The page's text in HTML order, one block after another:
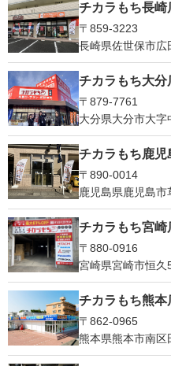
チカラもち長崎
〒859-3223
長崎県佐世保市広
チカラもち大分
〒879-7761
大分県大分市大字
チカラもち鹿児
〒890-0014
鹿児島県鹿児島市
チカラもち宮崎
〒880-0916
宮崎県宮崎市恒久
チカラもち熊本
〒862-0965
熊本県熊本市南区